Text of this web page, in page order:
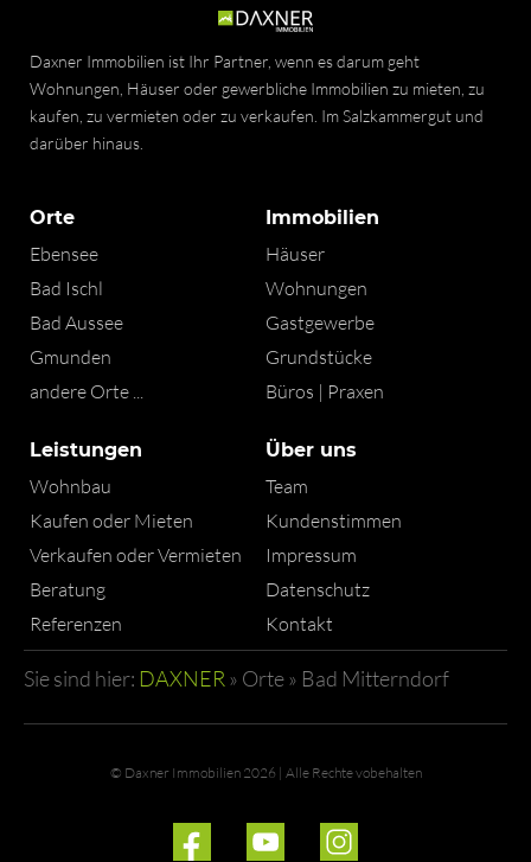
Daxner Immobilien ist Ihr Partner, wenn es darum geht
Wohnungen, Häuser oder gewerbliche Immobilien zu mieten, zu
kaufen, zu vermieten oder zu verkaufen. Im Salzkammergut und
darüber hinaus.
Orte
Ebensee
Bad Ischl
Bad Aussee
Gmunden
andere Orte ...
Immobilien
Häuser
Wohnungen
Gastgewerbe
Grundstücke
Büros | Praxen
Leistungen
Wohnbau
Kaufen oder Mieten
Verkaufen oder Vermieten
Beratung
Referenzen
Über uns
Team
Kundenstimmen
Impressum
Datenschutz
Kontakt
Sie sind hier: DAXNER » Orte» Bad Mitterndorf
© Daxner Immobilien 2026 | Alle Rechte vobehalten